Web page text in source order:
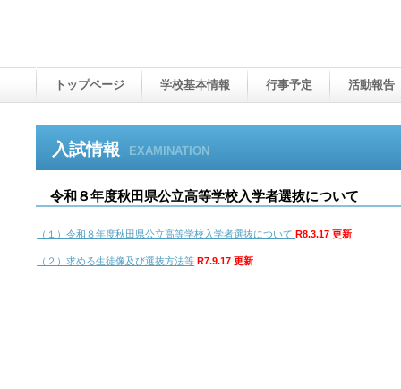
入試情報 EXAMINATION
令和８年度秋田県公立高等学校入学者選抜について
（１）令和８年度秋田県公立高等学校入学者選抜についてR8.3.17 更新
（２）求める生徒像及び選抜方法等 R7.9.17 更新
トップページ 学校基本情報 行事予定 活動報告